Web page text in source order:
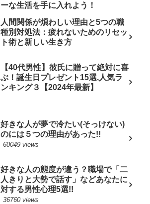
ーな生活を手に入れよう！
人間関係が煩わしい理由と5つの職
種別対処法：疲れないためのリセッ
ト術と新しい生き方
【40代男性】彼氏に贈って絶対に喜
ぶ！誕生日プレゼント15選,人気ラ
ンキング３【2024年最新】
好きな人が夢で冷たい(そっけない)
のには５つの理由があった!!
60049 views
好きな人の態度が違う？職場で「二
人きりと大勢で話す」などあなたに
対する男性心理5選!!
36760 views